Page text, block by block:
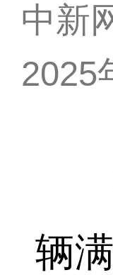
中新
2025
走
辆